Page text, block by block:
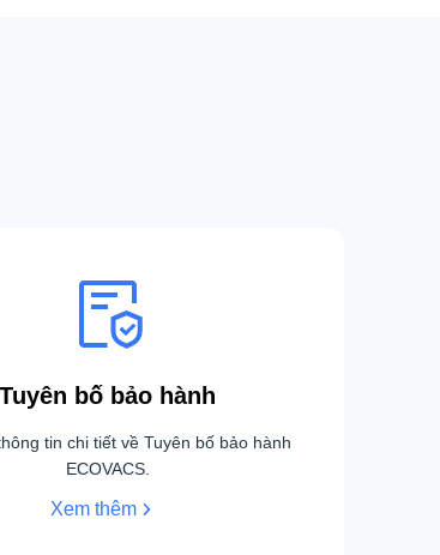
Tuyên bố bảo hành
tin chi tiết về Tuyên bố bảo hành
ECOVACS.
Xem thêm